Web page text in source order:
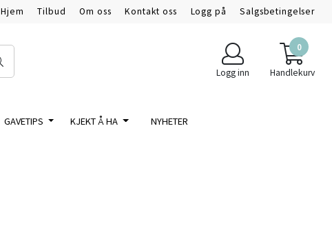
Hjem Tilbud Om oss Kontakt oss Logg på Salgsbetingelser
Logg inn
0
Handlekurv
GAVETIPS KJEKT Å HA NYHETER